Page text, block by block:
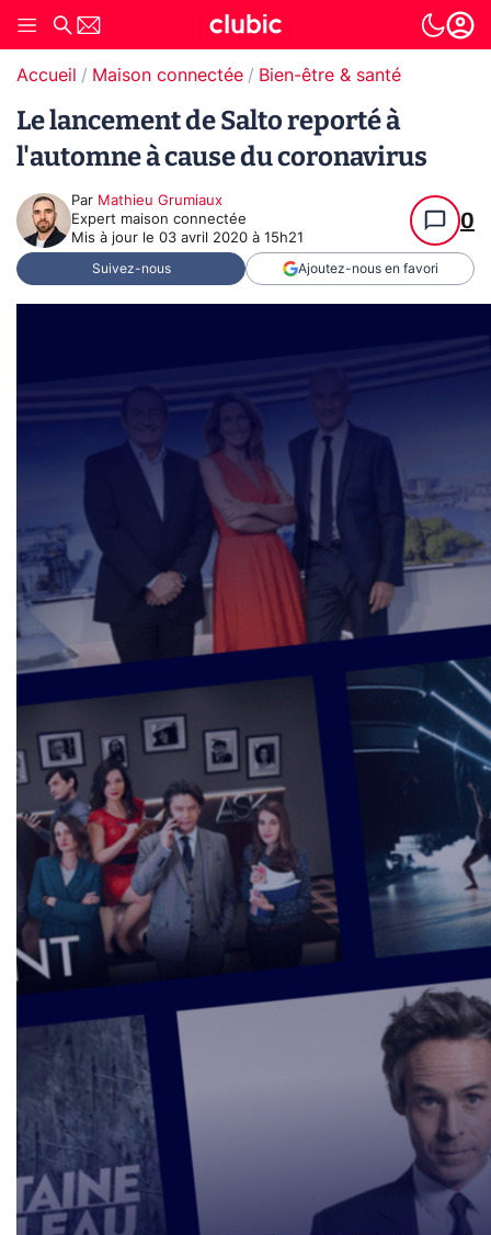
Accueil Maison connectée Bien-être & santé
Le lancement de Salto reporté à
l'automne à cause du coronavirus
Par Mathieu Grumiaux
Expert maison connectée
Mis à jour le 03 avril 2020 à 15h21
0
Suivez-nous Ajoutez-nous en favori